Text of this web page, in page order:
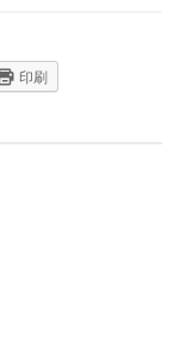
印刷